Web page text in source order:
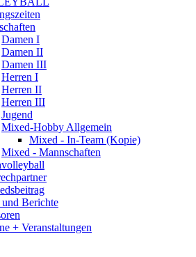
Damen I
Damen II
Damen III
Herren I
Herren II
Herren III
Jugend
Mixed-Hobby Allgemein
Mixed - In-Team (Kopie)
Mixed - Mannschaften
Berichte
+ Veranstaltungen